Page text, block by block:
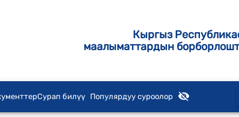
Кыргыз
маалыматтардын
Сурап билүү Популярдуу суроолор